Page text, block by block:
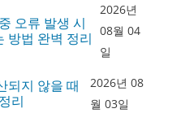
오류 발생 시
방법 완벽 정리
2026년
08월 04
일
되지 않을 때
리
2026년 08
월 03일